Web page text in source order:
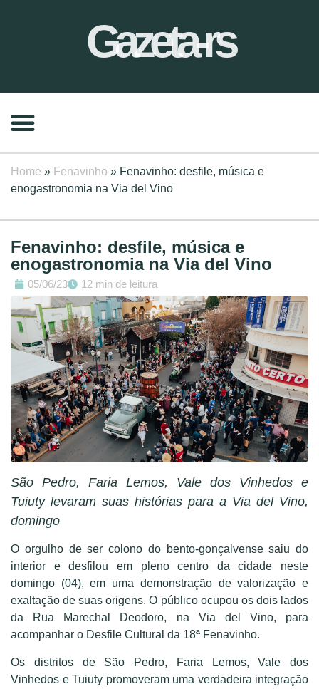
Gazeta-rs
Home » Fenavinho » Fenavinho: desfile, música e
enogastronomia na Via del Vino
Fenavinho: desfile, música e
enogastronomia na Via del Vino
05/06/23 12 min de leitura
São Pedro, Faria Lemos, Vale dos Vinhedos e
Tuiuty levaram suas histórias para a Via del Vino,
domingo
O orgulho de ser colono do bento-gonçalvense saiu do
interior e desfilou em pleno centro da cidade neste
domingo (04), em uma demonstração de valorização e
exaltação de suas origens. O público ocupou os dois lados
da Rua Marechal Deodoro, na Via del Vino, para
acompanhar o Desfile Cultural da 18ª Fenavinho.
Os distritos de São Pedro, Faria Lemos, Vale dos
Vinhedos e Tuiuty promoveram uma verdadeira integração